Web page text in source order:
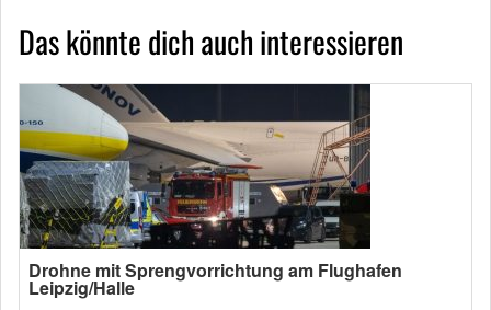
Das könnte dich auch interessieren
Drohne mit Sprengvorrichtung am Flughafen
Leipzig/Halle